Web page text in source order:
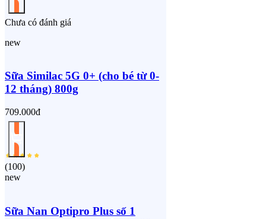
Chưa có đánh giá
new
Sữa Similac 5G 0+ (cho bé từ 0-
12 tháng) 800g
709.000đ
(100)
new
Sữa Nan Optipro Plus số 1